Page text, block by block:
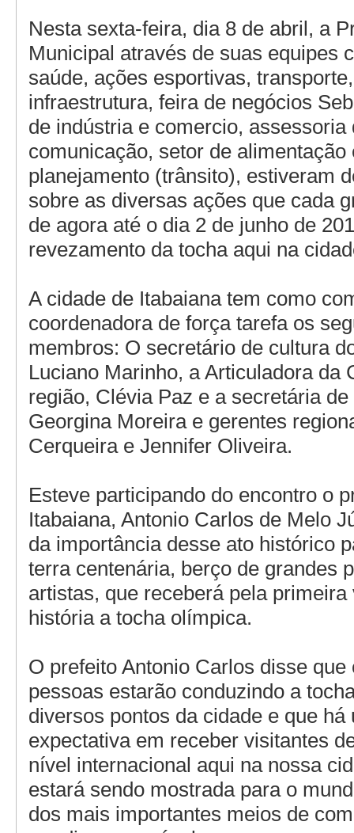
Nesta sexta-feira, dia 8 de abril, a
Municipal através de suas equipes
saúde, ações esportivas,
infraestrutura, feira de negócios
de indústria e comercio, assessoria
comunicação, setor de alimentação
planejamento (trânsito), estiveram
sobre as diversas ações que cada
de agora até o dia 2 de junho de
revezamento da tocha aqui na
A cidade de Itabaiana tem como
coordenadora de força tarefa os
membros: O secretário de cultura
Luciano Marinho, a Articuladora da
região, Clévia Paz e a secretária
Georgina Moreira e gerentes
Cerqueira e Jennifer Oliveira.
Esteve participando do encontro o
Itabaiana, Antonio Carlos de Melo
da importância desse ato histórico
terra centenária, berço de grandes
artistas, que receberá pela primeira
história a tocha olímpica.
O prefeito Antonio Carlos disse que
pessoas estarão conduzindo a
diversos pontos da cidade e que há
expectativa em receber visitantes
nível internacional aqui na nossa
estará sendo mostrada para o
dos mais importantes meios de